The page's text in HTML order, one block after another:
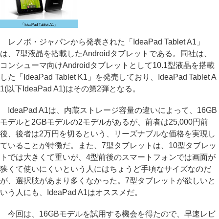
「IdeaPad Tablet A1」
レノボ・ジャパンから発表された「IdeaPad Tablet A1」
は、7型液晶を搭載したAndroidタブレットである。同社は、
コンシューマ向けAndroidタブレットとして10.1型液晶を搭載
した「IdeaPad Tablet K1」を発売しており、IdeaPad Tablet A
1(以下IdeaPad A1)はその第2弾となる。
IdeaPad A1は、内蔵ストレージ容量の違いによって、16GB
モデルと2GBモデルの2モデルがあるが、前者は25,000円前
後、後者は2万円を切るという、リーズナブルな価格を実現し
ていることが特徴だ。また、7型タブレットは、10型タブレッ
トでは大きくて重いが、4型前後のスマートフォンでは画面が
狭くて使いにくいという人にはちょうど手頃なサイズなのだ
が、選択肢があまり多くなかった。7型タブレットが欲しいと
いう人にも、IdeaPad A1はオススメだ。
今回は、16GBモデルを試用する機会を得たので、早速レビ